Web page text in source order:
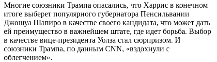
Многие союзники Трампа опасались, что Харрис в конечном
итоге выберет популярного губернатора Пенсильвании
Джошуа Шапиро в качестве своего кандидата, что может дать
ей преимущество в важнейшем штате, где идет борьба. Выбор
в качестве вице-президента Уолза стал сюрпризом. И
союзники Трампа, по данным CNN, «вздохнули с
облегчением».